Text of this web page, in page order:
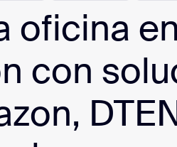
de Zoom
oficina
con